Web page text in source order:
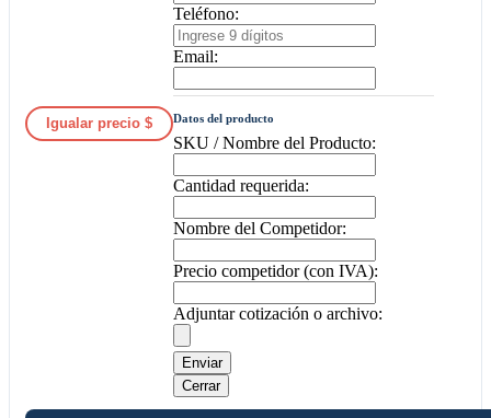
Igualar precio $
Teléfono:
Email:
Datos del producto
SKU / Nombre del Producto:
Cantidad requerida:
Nombre del Competidor:
Precio competidor (con IVA):
Adjuntar cotización o archivo:
Enviar
Cerrar